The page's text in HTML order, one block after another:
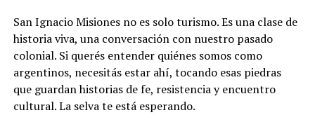
San Ignacio Misiones no es solo turismo. Es una clase de
historia viva, una conversación con nuestro pasado
colonial. Si querés entender quiénes somos como
argentinos, necesitás estar ahí, tocando esas piedras
que guardan historias de fe, resistencia y encuentro
cultural. La selva te está esperando.